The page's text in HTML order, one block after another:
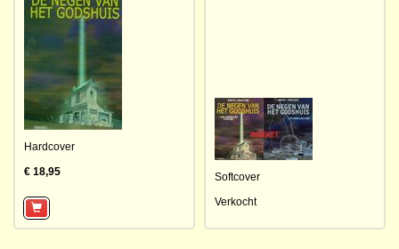
Hardcover
€ 18,95
Softcover
Verkocht